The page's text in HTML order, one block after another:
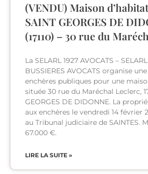
(VENDU) Maison
SAINT GEORGES DE
(17110) – 30 rue du
La SELARL 1927 AVOCATS –
BUSSIERES AVOCATS organise
enchères publiques pour une
située 30 rue du Maréchal Leclerc,
GEORGES DE DIDONNE. La
aux enchères le vendredi 14 février
au Tribunal judiciaire de SAINTES.
67.000 €.
LIRE LA SUITE »